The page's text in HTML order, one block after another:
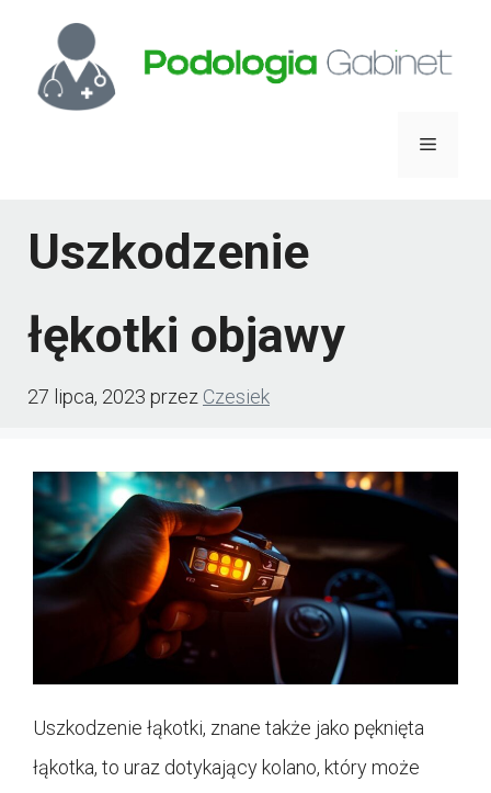
treści
Menu
Uszkodzenie
łękotki objawy
27 lipca, 2023 przez Czesiek
Uszkodzenie łąkotki, znane także jako pęknięta
łąkotka, to uraz dotykający kolano, który może